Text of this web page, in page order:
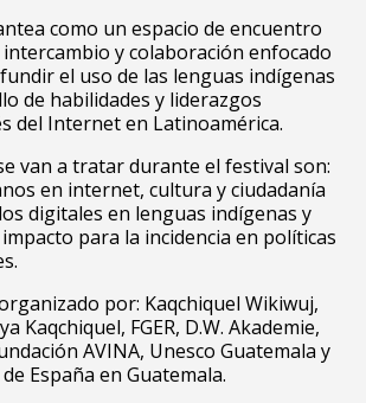
como un espacio de encuentro
y colaboración enfocado
el uso de las lenguas indígenas
de habilidades y liderazgos
del Internet en Latinoamérica.
van a tratar durante el festival son:
en internet, cultura y ciudadanía
digitales en lenguas indígenas y
para la incidencia en políticas
por: Kaqchiquel Wikiwuj,
Kaqchiquel, FGER, D.W. Akademie,
AVINA, Unesco Guatemala y
España en Guatemala.